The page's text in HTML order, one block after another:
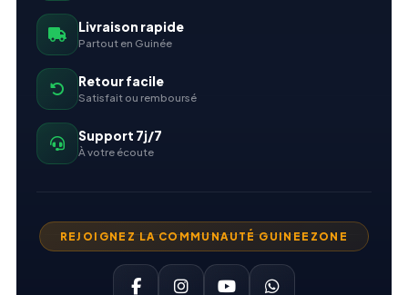
Livraison rapide
Partout en Guinée
Retour facile
Satisfait ou remboursé
Support 7j/7
À votre écoute
REJOIGNEZ LA COMMUNAUTÉ GUINEEZONE